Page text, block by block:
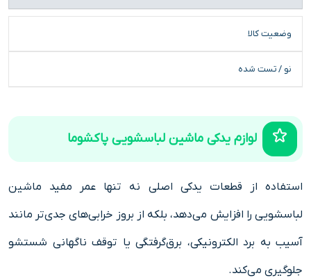
وضعیت کالا
نو / تست شده
لوازم یدکی ماشین لباسشویی پاکشوما
استفاده از قطعات یدکی اصلی نه تنها عمر مفید ماشین
لباسشویی را افزایش می‌دهد، بلکه از بروز خرابی‌های جدی‌تر مانند
آسیب به برد الکترونیکی، برق‌گرفتگی یا توقف ناگهانی شستشو
جلوگیری می‌کند.